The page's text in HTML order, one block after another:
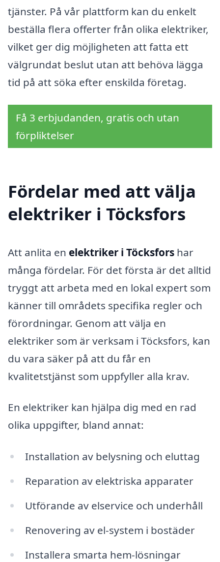
tjänster. På vår plattform kan du enkelt
beställa flera offerter från olika elektriker,
vilket ger dig möjligheten att fatta ett
välgrundat beslut utan att behöva lägga
tid på att söka efter enskilda företag.
Få 3 erbjudanden, gratis och utan
förpliktelser
Fördelar med att välja
elektriker i Töcksfors
Att anlita en elektriker i Töcksfors har
många fördelar. För det första är det alltid
tryggt att arbeta med en lokal expert som
känner till områdets specifika regler och
förordningar. Genom att välja en
elektriker som är verksam i Töcksfors, kan
du vara säker på att du får en
kvalitetstjänst som uppfyller alla krav.
En elektriker kan hjälpa dig med en rad
olika uppgifter, bland annat:
Installation av belysning och eluttag
Reparation av elektriska apparater
Utförande av elservice och underhåll
Renovering av el-system i bostäder
Installera smarta hem-lösningar